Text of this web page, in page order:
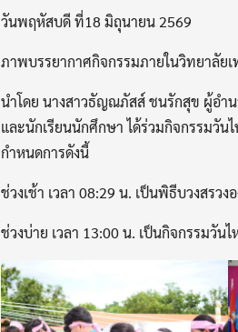
วันพฤหัสบดี ที่18 มิถุนายน 2569
ภาพบรรยากาศกิจกรรมภายในวิทยาลัยเ
นำโดย นางสาวธัญณภัสส์ ชนรักสุข ผู้อำน
และนักเรียนนักศึกษา ได้ร่วมกิจกรรมวั
กำหนดการดังนี้
ช่วงเช้า เวลา 08:29 น. เป็นพิธีบวงสร
ช่วงบ่าย เวลา 13:00 น. เป็นกิจกรรมวั